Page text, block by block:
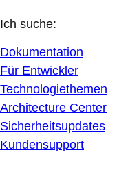
Ich suche:
Dokumentation
Für Entwickler
Technologiethemen
Architecture Center
Sicherheitsupdates
Kundensupport